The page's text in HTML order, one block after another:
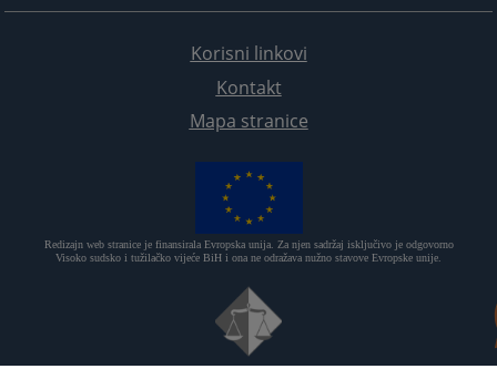
Korisni linkovi
Kontakt
Mapa stranice
Redizajn web stranice je finansirala Evropska unija. Za njen sadržaj isključivo je odgovorno
Visoko sudsko i tužilačko vijeće BiH i ona ne odražava nužno stavove Evropske unije.